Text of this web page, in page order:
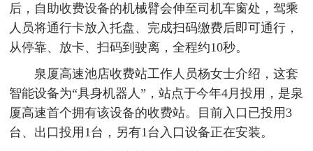
后，自助收费设备的机械臂会伸至司机车窗处，驾乘
人员将通行卡放入托盘、完成扫码缴费后即可通行，
从停靠、放卡、扫码到驶离，全程约10秒。
泉厦高速池店收费站工作人员杨女士介绍，这套
智能设备为“具身机器人”，站点于今年4月投用，是泉
厦高速首个拥有该设备的收费站。目前入口已投用3
台、出口投用1台，另有1台入口设备正在安装。